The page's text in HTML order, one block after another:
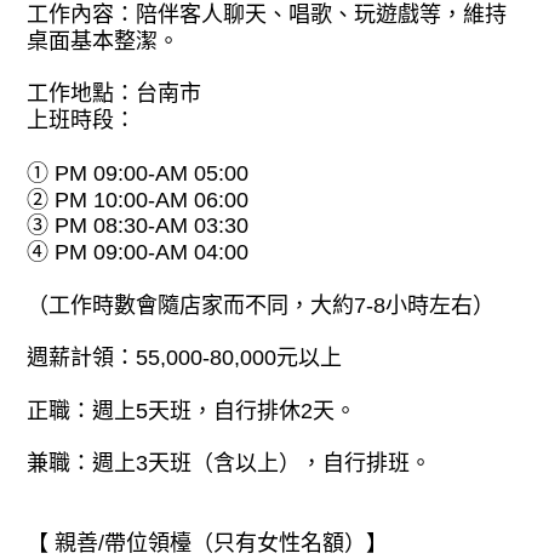
工作內容：陪伴客人聊天、唱歌、玩遊戲等，維持
桌面基本整潔。
工作地點：台南市
上班時段：
① PM 09:00-AM 05:00
② PM 10:00-AM 06:00
③ PM 08:30-AM 03:30
④ PM 09:00-AM 04:00
（工作時數會隨店家而不同，大約7-8小時左右）
週薪計領：55,000-80,000元以上
正職：週上5天班，自行排休2天。
兼職：週上3天班（含以上），自行排班。
【 親善/帶位領檯（只有女性名額）】